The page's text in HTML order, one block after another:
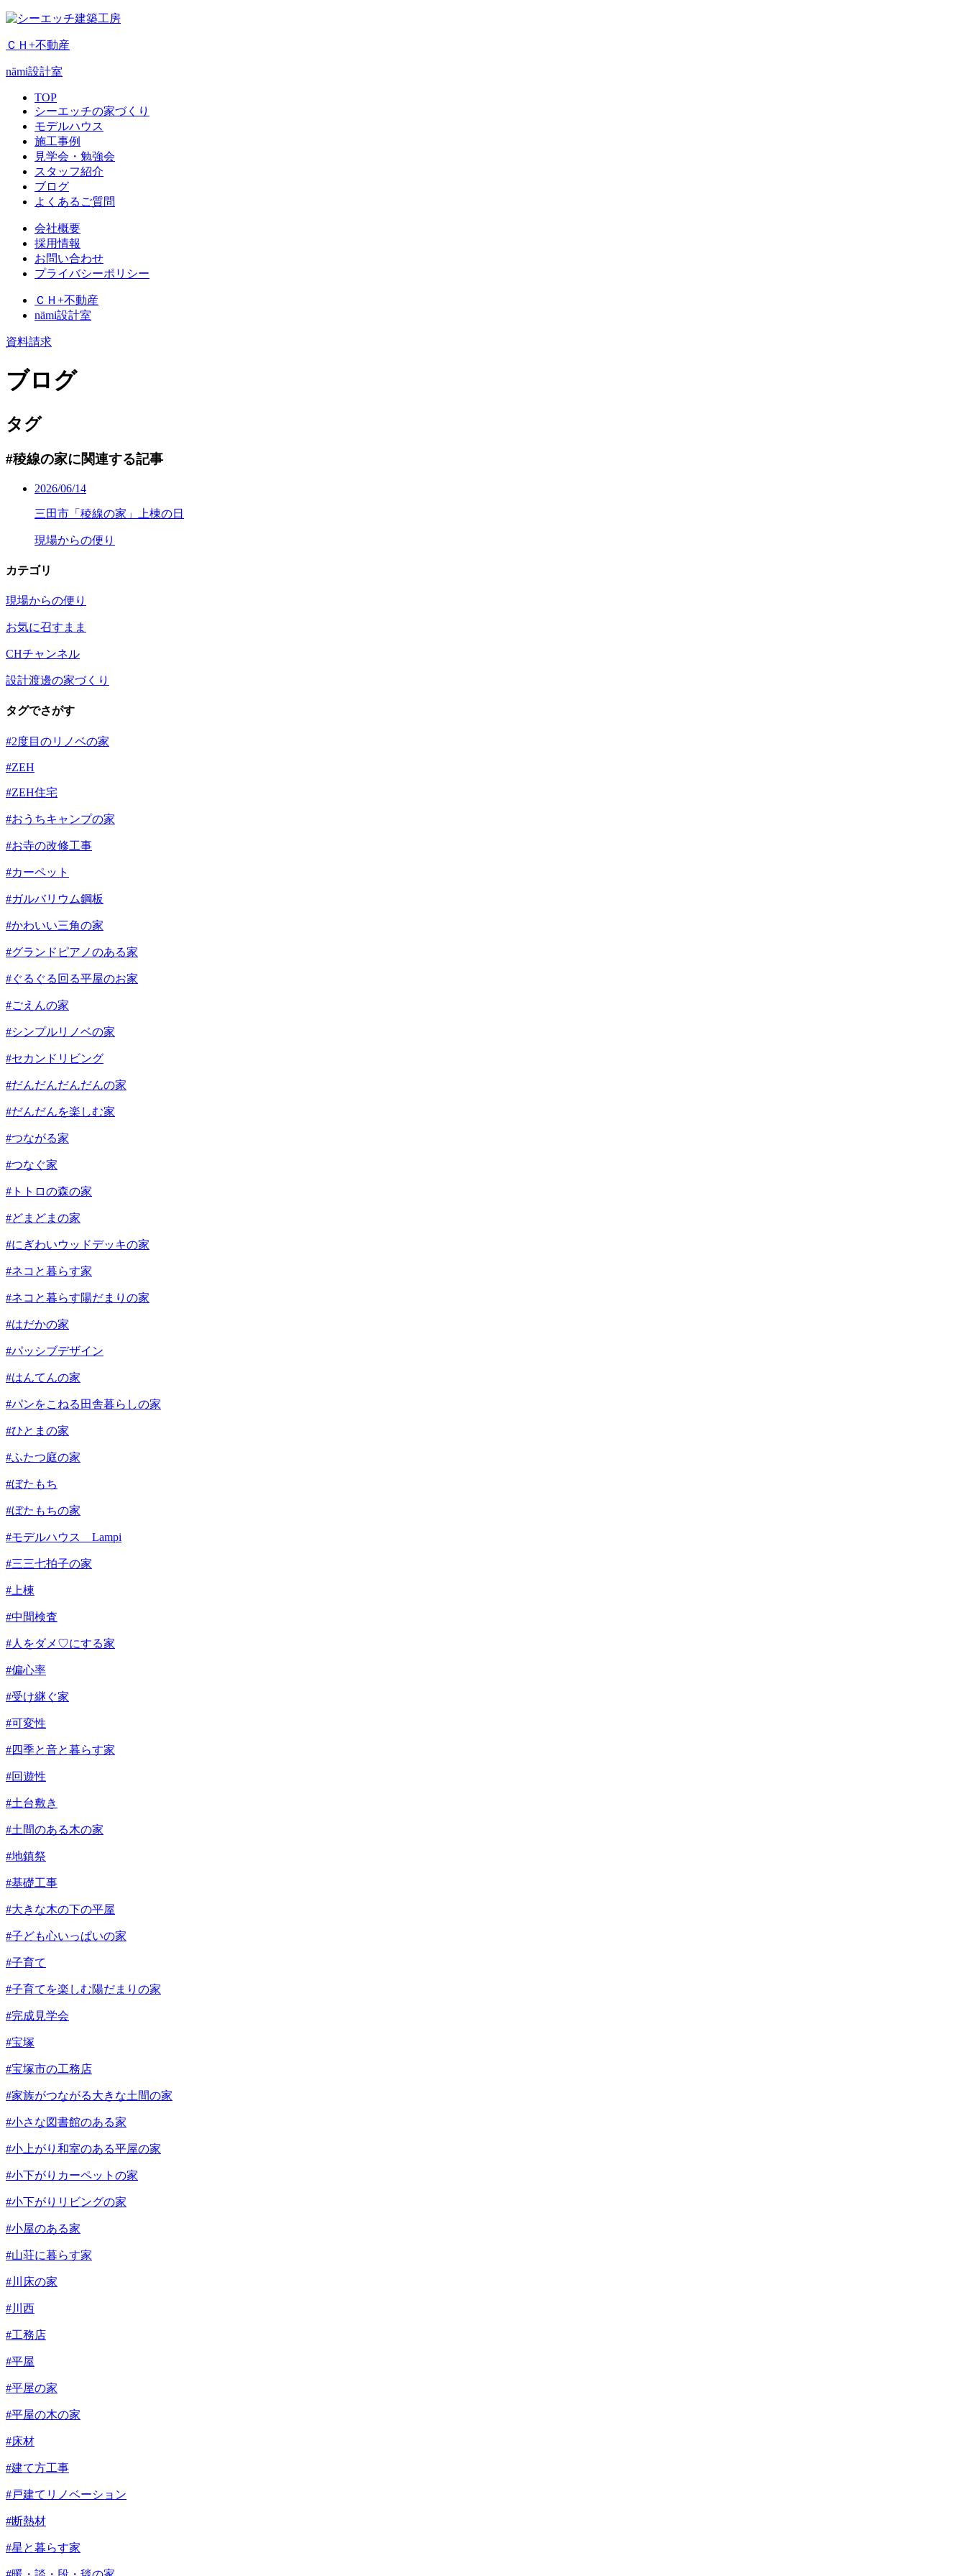
ＣＨ+不動産
nämi設計室
TOP
シーエッチの家づくり
モデルハウス
施工事例
見学会・勉強会
スタッフ紹介
ブログ
よくあるご質問
会社概要
採用情報
お問い合わせ
プライバシーポリシー
ＣＨ+不動産
nämi設計室
資料請求
ブログ
タグ
#稜線の家に関連する記事
2026/06/14
三田市「稜線の家」上棟の日
現場からの便り
カテゴリ
現場からの便り
お気に召すまま
CHチャンネル
設計渡邊の家づくり
タグでさがす
#2度目のリノベの家
#ZEH
#ZEH住宅
#おうちキャンプの家
#お寺の改修工事
#カーペット
#ガルバリウム鋼板
#かわいい三角の家
#グランドピアノのある家
#ぐるぐる回る平屋のお家
#ごえんの家
#シンプルリノベの家
#セカンドリビング
#だんだんだんだんの家
#だんだんを楽しむ家
#つながる家
#つなぐ家
#トトロの森の家
#どまどまの家
#にぎわいウッドデッキの家
#ネコと暮らす家
#ネコと暮らす陽だまりの家
#はだかの家
#パッシブデザイン
#はんてんの家
#パンをこねる田舎暮らしの家
#ひとまの家
#ふたつ庭の家
#ぼたもち
#ぼたもちの家
#モデルハウス Lampi
#三三七拍子の家
#上棟
#中間検査
#人をダメ♡にする家
#偏心率
#受け継ぐ家
#可変性
#四季と音と暮らす家
#回遊性
#土台敷き
#土間のある木の家
#地鎮祭
#基礎工事
#大きな木の下の平屋
#子ども心いっぱいの家
#子育て
#子育てを楽しむ陽だまりの家
#完成見学会
#宝塚
#宝塚市の工務店
#家族がつながる大きな土間の家
#小さな図書館のある家
#小上がり和室のある平屋の家
#小下がりカーペットの家
#小下がりリビングの家
#小屋のある家
#山荘に暮らす家
#川床の家
#川西
#工務店
#平屋
#平屋の家
#平屋の木の家
#床材
#建て方工事
#戸建てリノベーション
#断熱材
#星と暮らす家